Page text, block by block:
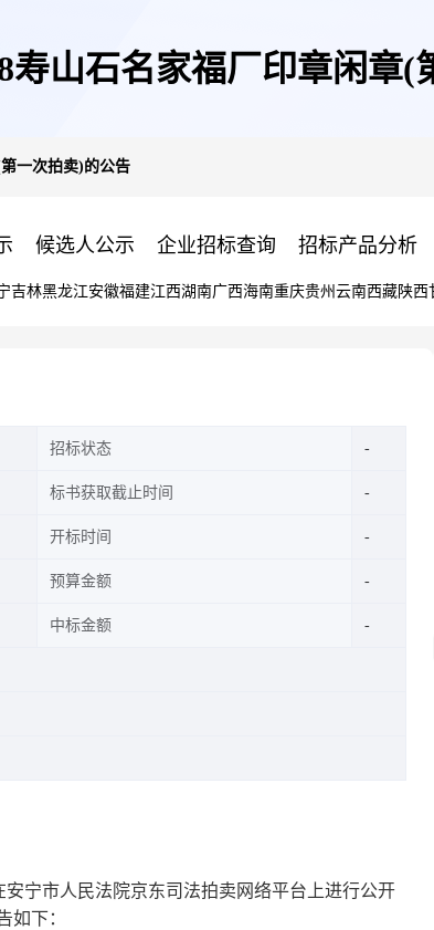
寿山石名家福厂印章闲章(
一次拍卖)的公告
候选人公示 企业招标查询 招标产品分析
吉林黑龙江安徽福建江西湖南广西海南重庆贵州 云南西藏陕西
招标状态
标书获取截止时间
开标时间
预算金额
中标金额
安宁市人民法院京东司法拍卖网络平台上进行公开
如下：